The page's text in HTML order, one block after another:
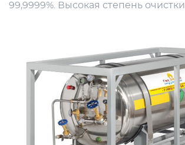
99,9999%. Высокая степень очистки.